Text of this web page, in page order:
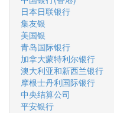
日本日联银行
集友银
美国银
青岛国际银行
加拿大蒙特利尔银行
澳大利亚和新西兰银行
摩根士丹利国际银行
中央结算公司
平安银行